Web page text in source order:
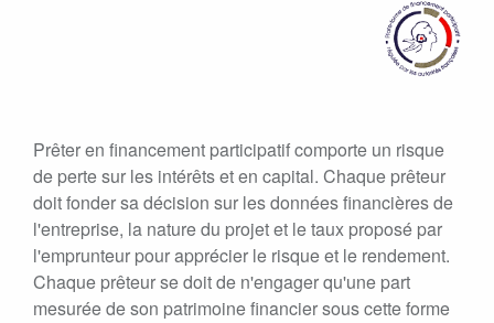
Prêter en financement participatif comporte un risque
de perte sur les intérêts et en capital. Chaque prêteur
doit fonder sa décision sur les données financières de
l'entreprise, la nature du projet et le taux proposé par
l'emprunteur pour apprécier le risque et le rendement.
Chaque prêteur se doit de n'engager qu'une part
mesurée de son patrimoine financier sous cette forme